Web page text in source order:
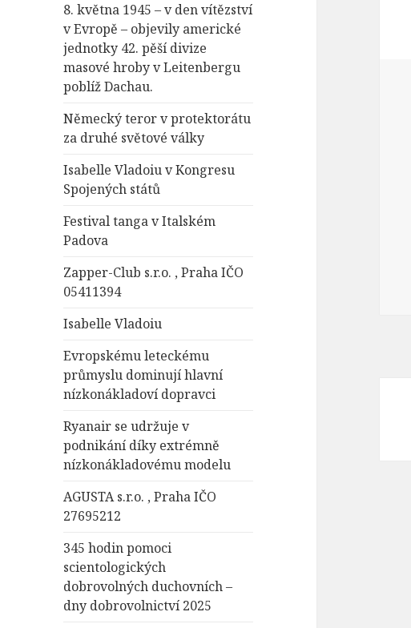
8. května 1945 – v den vítězství
v Evropě – objevily americké
jednotky 42. pěší divize
masové hroby v Leitenbergu
poblíž Dachau.
Německý teror v protektorátu
za druhé světové války
Isabelle Vladoiu v Kongresu
Spojených států
Festival tanga v Italském
Padova
Zapper-Club s.r.o. , Praha IČO
05411394
Isabelle Vladoiu
Evropskému leteckému
průmyslu dominují hlavní
nízkonákladoví dopravci
Ryanair se udržuje v
podnikání díky extrémně
nízkonákladovému modelu
AGUSTA s.r.o. , Praha IČO
27695212
345 hodin pomoci
scientologických
dobrovolných duchovních –
dny dobrovolnictví 2025